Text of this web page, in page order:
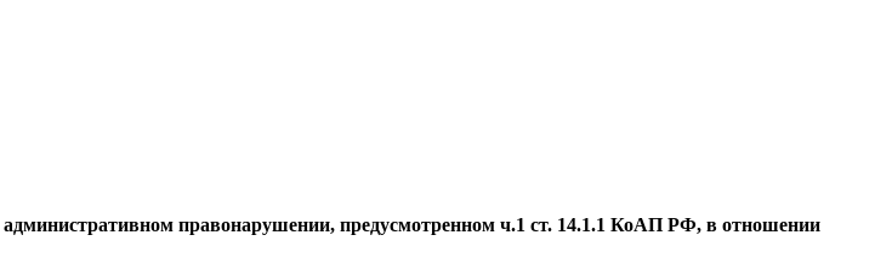
административном правонарушении, предусмотренном ч.1 ст. 14.1.1 КоАП РФ, в отношении